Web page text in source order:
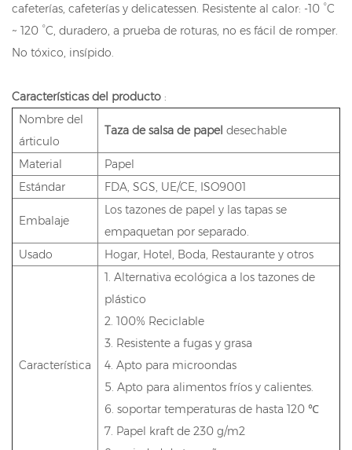
cafeterías, cafeterías y delicatessen. Resistente al calor: -10 °C
~ 120 °C, duradero, a prueba de roturas, no es fácil de romper.
No tóxico, insípido.
Características del producto :
Nombre del
árticulo
Taza de salsa de papel desechable
Material
Papel
Estándar
FDA, SGS, UE/CE, ISO9001
Embalaje
Los tazones de papel y las tapas se
empaquetan por separado.
Usado
Hogar, Hotel, Boda, Restaurante y otros
Característica
1. Alternativa ecológica a los tazones de
plástico
2. 100% Reciclable
3. Resistente a fugas y grasa
4. Apto para microondas
5. Apto para alimentos fríos y calientes.
6. soportar temperaturas de hasta 120 ℃
7. Papel kraft de 230 g/m2